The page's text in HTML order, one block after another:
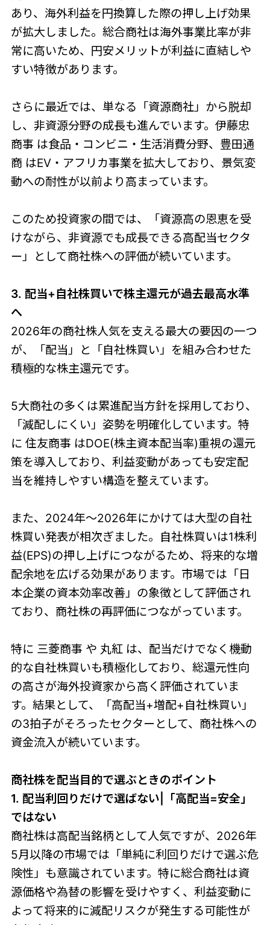
あり、海外利益を円換算した際の押し上げ効果
が拡大しました。総合商社は海外事業比率が非
常に高いため、円安メリットが利益に直結しや
すい特徴があります。
さらに最近では、単なる「資源商社」から脱却
し、非資源分野の成長も進んでいます。伊藤忠
商事 は食品・コンビニ・生活消費分野、豊田通
商 はEV・アフリカ事業を拡大しており、景気変
動への耐性が以前より高まっています。
このため投資家の間では、「資源高の恩恵を受
けながら、非資源でも成長できる高配当セクタ
ー」として商社株への評価が続いています。
3. 配当+自社株買いで株主還元が過去最高水準
へ
2026年の商社株人気を支える最大の要因の一つ
が、「配当」と「自社株買い」を組み合わせた
積極的な株主還元です。
5大商社の多くは累進配当方針を採用しており、
「減配しにくい」姿勢を明確化しています。特
に 住友商事 はDOE(株主資本配当率)重視の還元
策を導入しており、利益変動があっても安定配
当を維持しやすい構造を整えています。
また、2024年〜2026年にかけては大型の自社
株買い発表が相次ぎました。自社株買いは1株利
益(EPS)の押し上げにつながるため、将来的な増
配余地を広げる効果があります。市場では「日
本企業の資本効率改善」の象徴として評価され
ており、商社株の再評価につながっています。
特に 三菱商事 や 丸紅 は、配当だけでなく機動
的な自社株買いも積極化しており、総還元性向
の高さが海外投資家から高く評価されていま
す。結果として、「高配当+増配+自社株買い」
の3拍子がそろったセクターとして、商社株への
資金流入が続いています。
商社株を配当目的で選ぶときのポイント
1. 配当利回りだけで選ばない|「高配当=安全」
ではない
商社株は高配当銘柄として人気ですが、2026年
5月以降の市場では「単純に利回りだけで選ぶ危
険性」も意識されています。特に総合商社は資
源価格や為替の影響を受けやすく、利益変動に
よって将来的に減配リスクが発生する可能性が